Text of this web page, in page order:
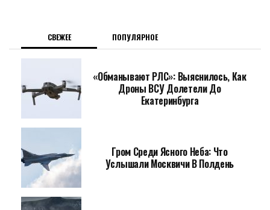
СВЕЖЕЕ ПОПУЛЯРНОЕ
«Обманывают РЛС»: Выяснилось, Как
Дроны ВСУ Долетели До
Екатеринбурга
Гром Среди Ясного Неба: Что
Услышали Москвичи В Полдень